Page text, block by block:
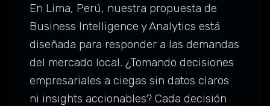
En Lima, Perú, nuestra propuesta de
Business Intelligence y Analytics está
diseñada para responder a las demandas
del mercado local. ¿Tomando decisiones
empresariales a ciegas sin datos claros
ni insights accionables? Cada decisión